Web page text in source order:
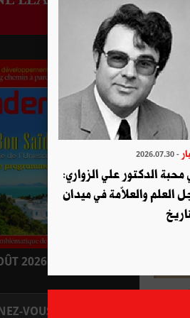
2026 : EN KIOSQUE
VOUS
- 2026.07.30
محبة الدكتور علي الزواري:
العلم والعلاّمة في ميدان